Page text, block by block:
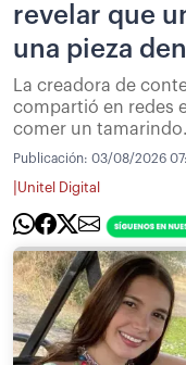
revelar que
una pieza
La creadora de
compartió en redes
comer un tamarindo.
Publicación: 03/08/2026
Unitel Digital